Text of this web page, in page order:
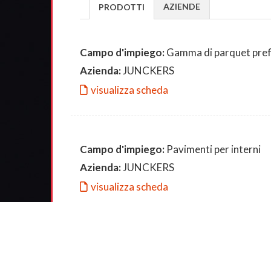
PRODOTTI AZIENDE
Campo d'impiego:Gamma di parquet
Azienda:JUNCKERS
visualizza scheda
Campo d'impiego: Pavimenti per interni
Azienda:JUNCKERS
visualizza scheda